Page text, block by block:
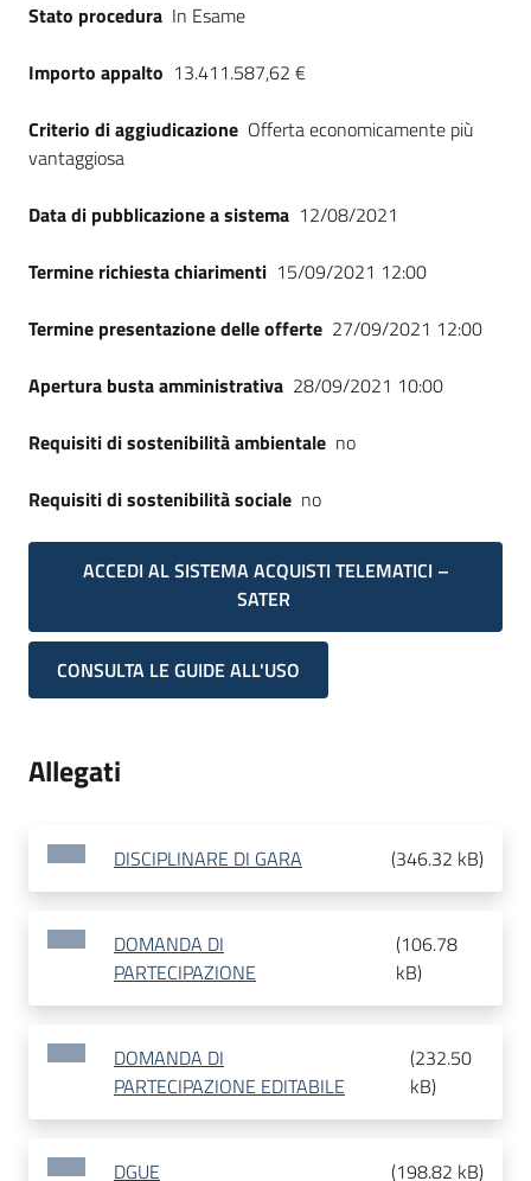
Stato procedura In Esame
Importo appalto 13.411.587,62 €
Criterio di aggiudicazione Offerta economicamente più
vantaggiosa
Data di pubblicazione a sistema 12/08/2021
Termine richiesta chiarimenti 15/09/2021 12:00
Termine presentazione delle offerte 27/09/2021 12:00
Apertura busta amministrativa 28/09/2021 10:00
Requisiti di sostenibilità ambientale no
Requisiti di sostenibilità sociale no
ACCEDI AL SISTEMA ACQUISTI TELEMATICI –
SATER
CONSULTA LE GUIDE ALL'USO
Allegati
DISCIPLINARE DI GARA (346.32 kB)
DOMANDA DI
PARTECIPAZIONE
(106.78
kB)
DOMANDA DI
PARTECIPAZIONE EDITABILE
(232.50
kB)
DGUE (198.82 kB)